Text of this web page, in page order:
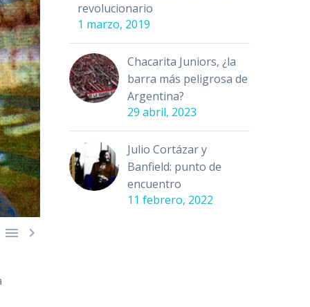
 
revolucionario
1 marzo, 2019
Chacarita Juniors, ¿la
barra más peligrosa de
Argentina?
29 abril, 2023
Julio Cortázar y
Banfield: punto de
encuentro
11 febrero, 2022